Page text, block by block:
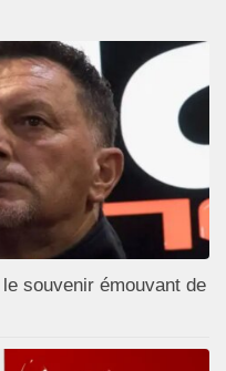
souvenir émouvant de